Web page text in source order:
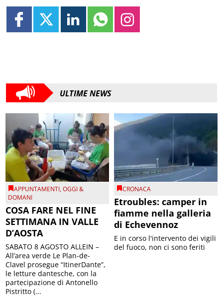
ULTIME NEWS
APPUNTAMENTI,OGGI &
DOMANI
COSA FARE NEL FINE
SETTIMANA IN VALLE
D’AOSTA
SABATO 8 AGOSTO ALLEIN –
All’area verde Le Plan-de-
Clavel prosegue “ItinerDante”,
le letture dantesche, con la
partecipazione di Antonello
Pistritto (...
CRONACA
Etroubles: camper in
fiamme nella galleria
di Echevennoz
E in corso l'intervento dei vigili
del fuoco, non ci sono feriti